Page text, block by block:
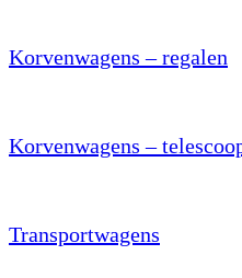
Korvenwagens – regalen
Korvenwagens –
Transportwagens